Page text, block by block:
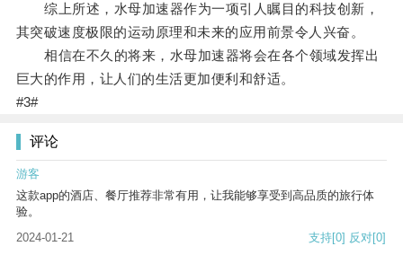
综上所述，水母加速器作为一项引人瞩目的科技创新，
其突破速度极限的运动原理和未来的应用前景令人兴奋。
相信在不久的将来，水母加速器将会在各个领域发挥出
巨大的作用，让人们的生活更加便利和舒适。
#3#
评论
游客
这款app的酒店、餐厅推荐非常有用，让我能够享受到高品质的旅行体
验。
2024-01-21
支持[0] 反对[0]